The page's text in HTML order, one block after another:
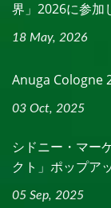
界」2026に参加
18 May, 2026
Anuga Cologne
03 Oct, 2025
シドニー・マー
クト」ポップア
05 Sep, 2025